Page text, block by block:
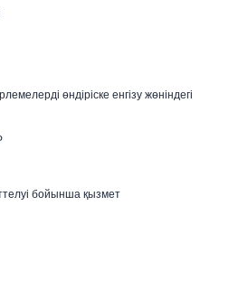
өндіріске енгізу жөніндегі
бойынша қызмет